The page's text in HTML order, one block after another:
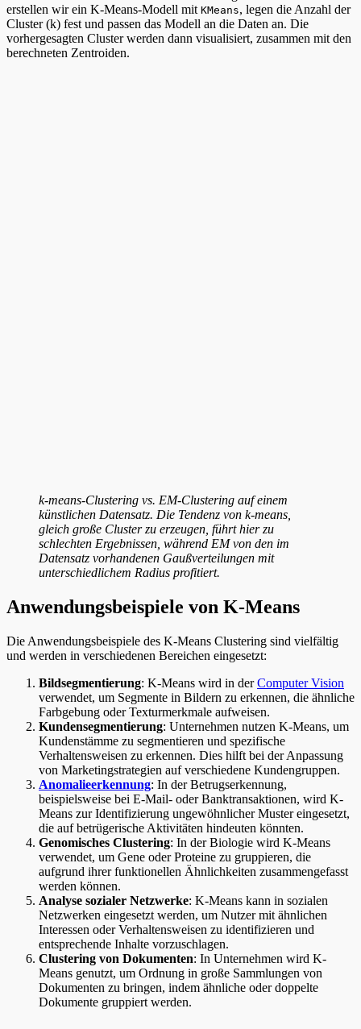
erstellen wir ein K-Means-Modell mit KMeans, legen die Anzahl der
Cluster (k) fest und passen das Modell an die Daten an. Die
vorhergesagten Cluster werden dann visualisiert, zusammen mit den
berechneten Zentroiden.
k-means-Clustering vs. EM-Clustering auf einem
künstlichen Datensatz. Die Tendenz von k-means,
gleich große Cluster zu erzeugen, führt hier zu
schlechten Ergebnissen, während EM von den im
Datensatz vorhandenen Gaußverteilungen mit
unterschiedlichem Radius profitiert.
Anwendungsbeispiele von K-Means
Die Anwendungsbeispiele des K-Means Clustering sind vielfältig
und werden in verschiedenen Bereichen eingesetzt:
Bildsegmentierung: K-Means wird in derComputer Vision
verwendet, um Segmente in Bildern zu erkennen, die ähnliche
Farbgebung oder Texturmerkmale aufweisen​​.
Kundensegmentierung: Unternehmen nutzen K-Means, um
Kundenstämme zu segmentieren und spezifische
Verhaltensweisen zu erkennen. Dies hilft bei der Anpassung
von Marketingstrategien auf verschiedene Kundengruppen​​.
Anomalieerkennung: In der Betrugserkennung,
beispielsweise bei E-Mail- oder Banktransaktionen, wird K-
Means zur Identifizierung ungewöhnlicher Muster eingesetzt,
die auf betrügerische Aktivitäten hindeuten könnten​​.
Genomisches Clustering: In der Biologie wird K-Means
verwendet, um Gene oder Proteine zu gruppieren, die
aufgrund ihrer funktionellen Ähnlichkeiten zusammengefasst
werden können​​.
Analyse sozialer Netzwerke: K-Means kann in sozialen
Netzwerken eingesetzt werden, um Nutzer mit ähnlichen
Interessen oder Verhaltensweisen zu identifizieren und
entsprechende Inhalte vorzuschlagen​​.
Clustering von Dokumenten: In Unternehmen wird K-
Means genutzt, um Ordnung in große Sammlungen von
Dokumenten zu bringen, indem ähnliche oder doppelte
Dokumente gruppiert werden​​.